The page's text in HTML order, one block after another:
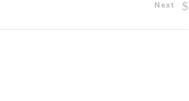
Next